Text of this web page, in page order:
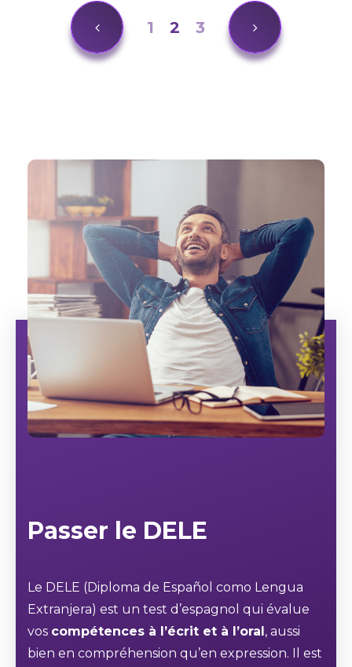
1 2 3
Passer le DELE
Le DELE (Diploma de Español como Lengua
Extranjera) est un test d’espagnol qui évalue
vos compétences à l’écrit et à l’oral, aussi
bien en compréhension qu’en expression. Il est